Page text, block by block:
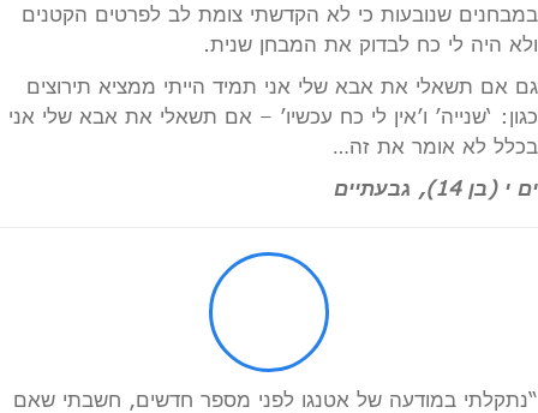
במבחנים שנובעות כי לא הקדשתי צומת לב לפרטים הקטנים
ולא היה לי כח לבדוק את המבחן שנית.
גם אם תשאלי את אבא שלי אני תמיד הייתי ממציא תירוצים
כגון: ‘שנייה’ ו’אין לי כח עכשיו’ – אם תשאלי את אבא שלי אני
בכלל לא אומר את זה…
ים י (בן 14), גבעתיים
“נתקלתי במודעה של אטנגו לפני מספר חדשים, חשבתי שאם